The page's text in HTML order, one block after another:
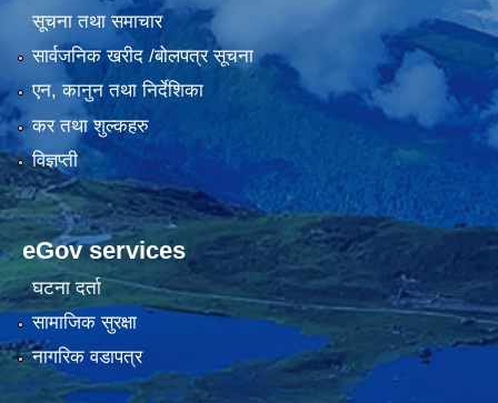
सूचना तथा समाचार
सार्वजनिक खरीद /बोलपत्र सूचना
एन, कानुन तथा निर्देशिका
कर तथा शुल्कहरु
विज्ञप्ती
eGov services
घटना दर्ता
सामाजिक सुरक्षा
नागरिक वडापत्र